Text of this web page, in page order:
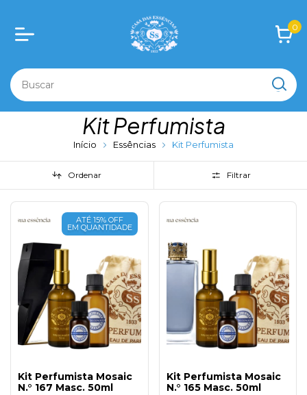
0
Kit Perfumista
Início Essências Kit Perfumista
Ordenar Filtrar
ATÉ 15% OFF
EM QUANTIDADE
Kit Perfumista Mosaic
N.° 167 Masc. 50ml
Kit Perfumista Mosaic
N.° 165 Masc. 50ml